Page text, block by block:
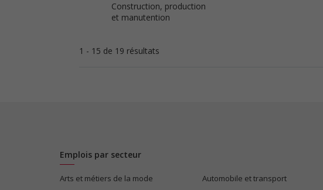
Construction, production
et manutention
1 - 15 de 19 résultats
Emplois par secteur
Arts et métiers de la mode Automobile et transport